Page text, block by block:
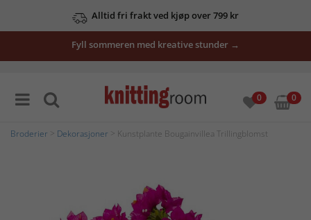
Alltid fri frakt ved kjøp over 799 kr
Fyll sommeren med kreative stunder →
0 0
Broderier Dekorasjoner > Kunstplante Bougainvillea Trillingblomst